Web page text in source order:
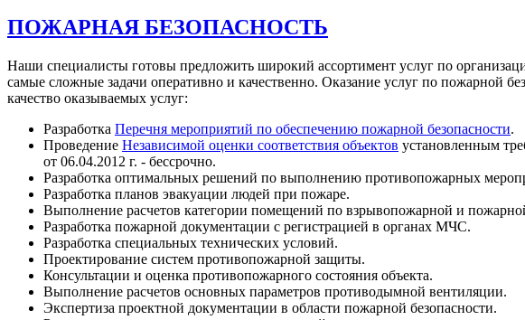
ПОЖАРНАЯ БЕЗОПАСНОСТЬ
Наши специалисты готовы предложить широкий ассортимент услуг по
самые сложные задачи оперативно и качественно. Оказание услуг по пожарной
качество оказываемых услуг:
Разработка Перечня мероприятий по обеспечению пожарной безопасности.
Проведение Независимой оценки соответствия объектов установленным
от 06.04.2012 г. - бессрочно.
Разработка оптимальных решений по выполнению противопожарных
Разработка планов эвакуации людей при пожаре.
Выполнение расчетов категории помещений по взрывопожарной и
Разработка пожарной документации с регистрацией в органах МЧС.
Разработка специальных технических условий.
Проектирование систем противопожарной защиты.
Консультации и оценка противопожарного состояния объекта.
Выполнение расчетов основных параметров противодымной вентиляции.
Экспертиза проектной документации в области пожарной безопасности.